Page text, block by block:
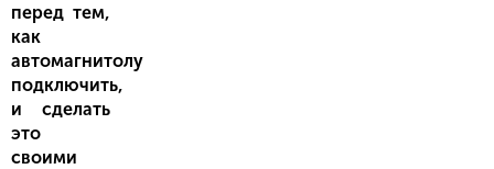
перед тем,
как
автомагнитолу
подключить,
и сделать
это
своими